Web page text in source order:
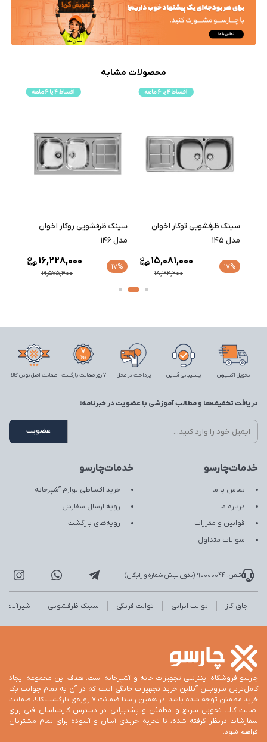
محصولات مشابه
سینک ظرفشویی توکار اخوان
مدل 145
17%
18,192,200
15,081,000
سینک ظرفشویی روکار اخوان
مدل 146
17%
19,575,400
16,228,000
تحویل اکسپرس پشتیبانی آنلاین پرداخت در محل 7 روز ضمانت بازگشت ضمانت اصل بودن کالا
خدمات‌چارسو
تماس با ما
درباره ما
قوانین و مقررات
سوالات متداول
خدمات‌چارسو
خرید اقساطی لوازم آشپزخانه
رویه ارسال سفارش
رویه‌های بازگشت
دریافت تخفیف‌ها و مطالب آموزشی با عضویت در خبرنامه:
تلفن: 90000044 (بدون پیش شماره و رایگان)
اجاق گاز توالت ایرانی توالت فرنگی سینک ظرفشویی شیرآلات
چارسو فروشگاه اینترنتی تجهیزات خانه و آشپزخانه است. هدف این مجموعه ایجاد
کامل‌ترین سرویس آنلاین خرید تجهیزات خانگی است که در آن به تمام جوانب یک
خرید مطمئن توجه شده باشد. در همین راستا ضمانت 7 روزه‌ی بازگشت کالا، ضمانت
اصالت کالا، تحویل سریع و مطمئن و پشتیبانی در دسترس کارشناسان فنی برای
سفارشات درنظر گرفته شده، تا تجربه خریدی آسان و آسوده برای تمام مشتریان
فراهم شود.